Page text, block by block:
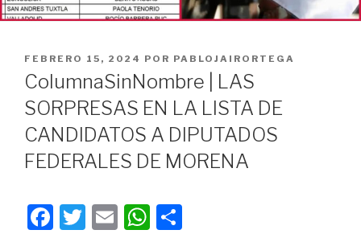
PUBLICADO
EN
FEBRERO 15, 2024 POR PABLOJAIRORTEGA
ColumnaSinNombre | LAS
SORPRESAS EN LA LISTA DE
CANDIDATOS A DIPUTADOS
FEDERALES DE MORENA
F
T
E
W